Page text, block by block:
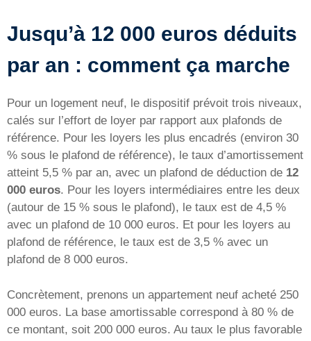
Jusqu’à 12 000 euros déduits
par an : comment ça marche
Pour un logement neuf, le dispositif prévoit trois niveaux,
calés sur l’effort de loyer par rapport aux plafonds de
référence. Pour les loyers les plus encadrés (environ 30
% sous le plafond de référence), le taux d’amortissement
atteint 5,5 % par an, avec un plafond de déduction de 12
000 euros. Pour les loyers intermédiaires entre les deux
(autour de 15 % sous le plafond), le taux est de 4,5 %
avec un plafond de 10 000 euros. Et pour les loyers au
plafond de référence, le taux est de 3,5 % avec un
plafond de 8 000 euros.
Concrètement, prenons un appartement neuf acheté 250
000 euros. La base amortissable correspond à 80 % de
ce montant, soit 200 000 euros. Au taux le plus favorable